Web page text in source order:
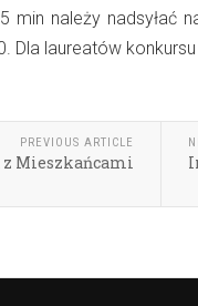
5 min należy nadsyłać
Dla laureatów
PREVIOUS ARTICLE
Mieszkańcami